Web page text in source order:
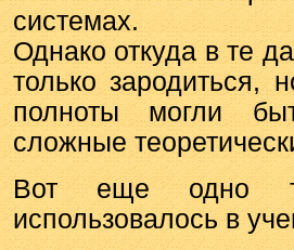
системах.
Однако откуда в те
только зародиться,
полноты могли
сложные
Вот еще одно
использовалось в